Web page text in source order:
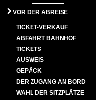
VOR DER ABREISE
TICKET-VERKAUF
ABFAHRT BAHNHOF
TICKETS
AUSWEIS
GEPÄCK
DER ZUGANG AN BORD
WAHL DER SITZPLÄTZE